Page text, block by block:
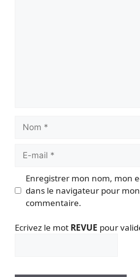
mail
Enregistrer mon nom, mon
dans le navigateur pour
commentaire.
Ecrivez le mot REVUE pour